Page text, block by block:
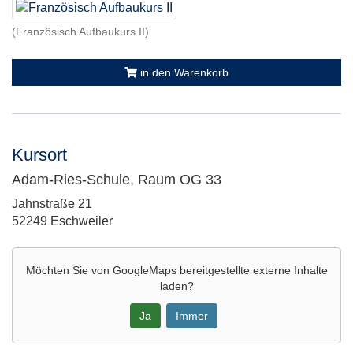
(Französisch Aufbaukurs II)
in den Warenkorb
Kursort
Adam-Ries-Schule, Raum OG 33
Adresse:
Jahnstraße 21
52249 Eschweiler
Möchten Sie von GoogleMapsbereitgestellte externe Inhalte
laden?
Ja Immer